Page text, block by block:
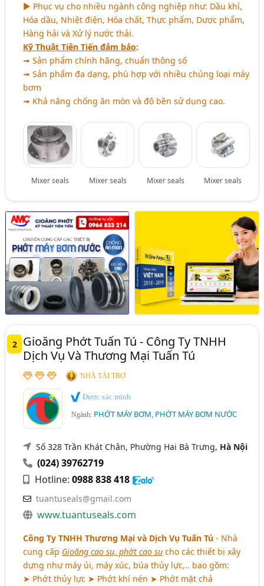
► Phục vụ cho nhiều ngành công nghiệp như: Dầu khí,
Hóa dầu, Nhiệt điện, Hóa chất, Thực phẩm, Dược phẩm,
Hàng hải và Xử lý nước thải.
Kỹ Thuật Tiên Tiến đảm bảo:
➟ Sản phẩm chính hãng, chuẩn thông số
➟ Sản phẩm đa dạng, phù hợp với nhiều chủng loại máy
bơm
➟ Khả năng chống ăn mòn và độ bền sử dụng cao.
Mixer seals Mixer seals Mixer seals Mixer seals
2
Gioăng Phớt Tuấn Tú - Công Ty TNHH
Dịch Vụ Và Thương Mại Tuấn Tú
NHÀ TÀI TRỢ
Được xác minh
Ngành: PHỚT MÁY BƠM, PHỚT MÁY BƠM NƯỚC
Số 328 Trần Khát Chân, Phường Hai Bà Trưng, Hà Nội
(024) 39762719
Hotline:0988 838 418
tuantuseals@gmail.com
www.tuantuseals.com
Công Ty TNHH Thương Mại và Dịch Vụ Tuấn Tú - Nhà
cung cấp Gioăng cao su, phớt cao su cho các thiết bị xây
dựng như máy ủi, máy xúc, búa thủy lực,.. bao gồm:
➤ Phớt thủy lực ➤ Phớt khí nén ➤ Phớt mặt chả